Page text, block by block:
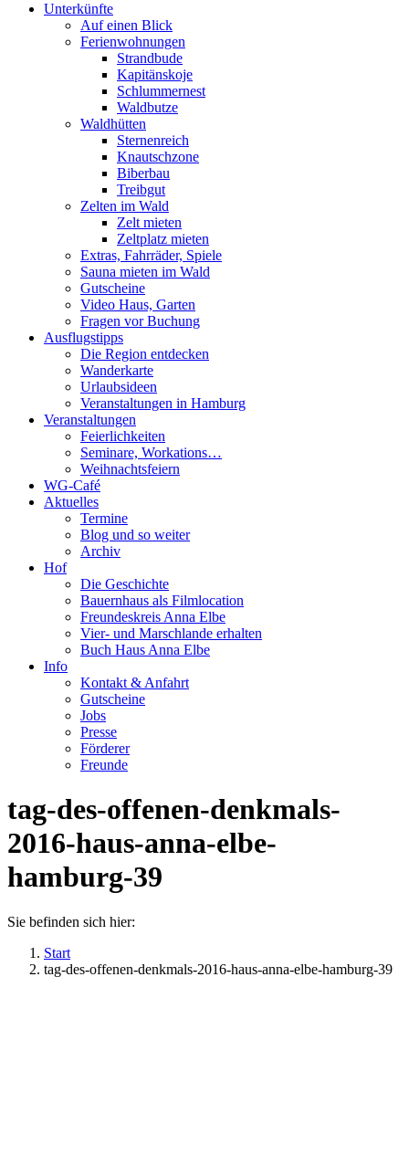
Unterkünfte
Auf einen Blick
Ferienwohnungen
Strandbude
Kapitänskoje
Schlummernest
Waldbutze
Waldhütten
Sternenreich
Knautschzone
Biberbau
Treibgut
Zelten im Wald
Zelt mieten
Zeltplatz mieten
Extras, Fahrräder, Spiele
Sauna mieten im Wald
Gutscheine
Video Haus, Garten
Fragen vor Buchung
Ausflugstipps
Die Region entdecken
Wanderkarte
Urlaubsideen
Veranstaltungen in Hamburg
Veranstaltungen
Feierlichkeiten
Seminare, Workations…
Weihnachtsfeiern
WG-Café
Aktuelles
Termine
Blog und so weiter
Archiv
Hof
Die Geschichte
Bauernhaus als Filmlocation
Freundeskreis Anna Elbe
Vier- und Marschlande erhalten
Buch Haus Anna Elbe
Info
Kontakt & Anfahrt
Gutscheine
Jobs
Presse
Förderer
Freunde
tag-des-offenen-denkmals-
2016-haus-anna-elbe-
hamburg-39
Sie befinden sich hier:
Start
tag-des-offenen-denkmals-2016-haus-anna-elbe-hamburg-39